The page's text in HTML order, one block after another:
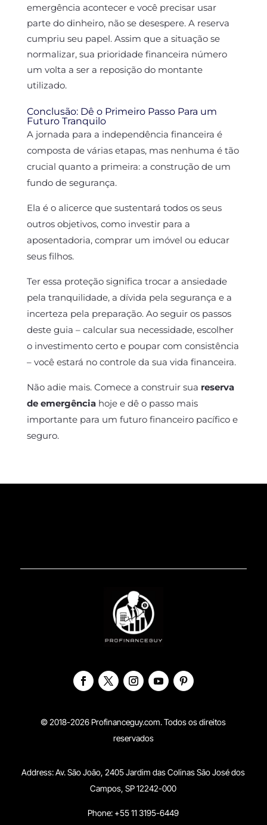
emergência acontecer e você precisar usar
parte do dinheiro, não se desespere. A reserva
cumpriu seu papel. Assim que a situação se
normalizar, sua prioridade financeira número
um volta a ser a reposição do montante
utilizado.
Conclusão: Dê o Primeiro Passo Para um
Futuro Tranquilo
A jornada para a independência financeira é
composta de várias etapas, mas nenhuma é tão
crucial quanto a primeira: a construção de um
fundo de segurança.
Ela é o alicerce que sustentará todos os seus
outros objetivos, como investir para a
aposentadoria, comprar um imóvel ou educar
seus filhos.
Ter essa proteção significa trocar a ansiedade
pela tranquilidade, a dívida pela segurança e a
incerteza pela preparação. Ao seguir os passos
deste guia – calcular sua necessidade, escolher
o investimento certo e poupar com consistência
– você estará no controle da sua vida financeira.
Não adie mais. Comece a construir sua reserva
de emergênciahoje e dê o passo mais
importante para um futuro financeiro pacífico e
seguro.
© 2018-2026 Profinanceguy.com. Todos os direitos
reservados
Address:Av. São João, 2405 Jardim das Colinas São José dos
Campos, SP 12242-000
Phone: +55 11 3195-6449